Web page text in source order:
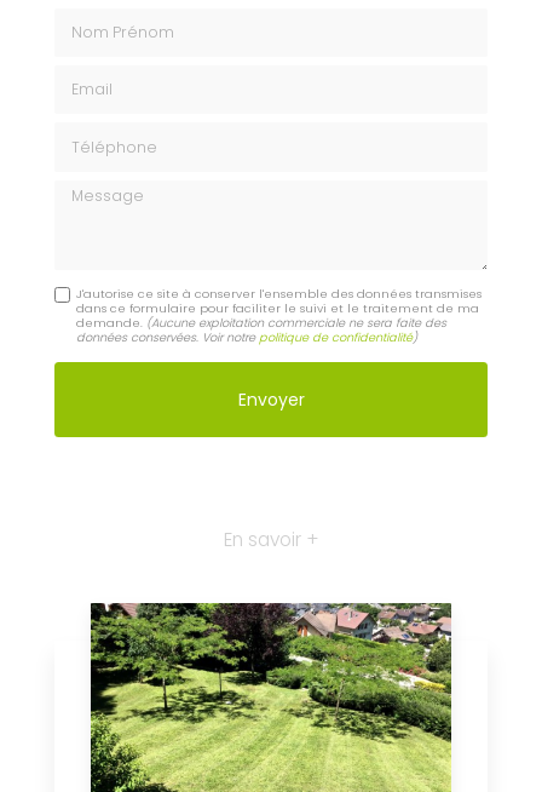
Message
J'autorise ce site à conserver l'ensemble des données transmises
dans ce formulaire pour faciliter le suivi et le traitement de ma
demande. (Aucune exploitation commerciale ne sera faite des
données conservées. Voir notrepolitique de confidentialité)
En savoir +